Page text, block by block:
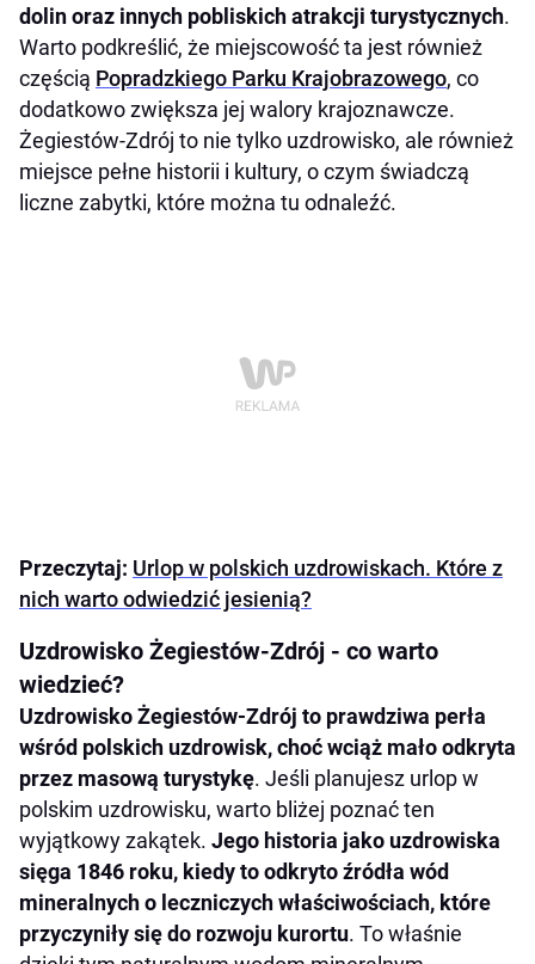
dolin oraz innych pobliskich atrakcji turystycznych.
Warto podkreślić, że miejscowość ta jest również
częścią Popradzkiego Parku Krajobrazowego, co
dodatkowo zwiększa jej walory krajoznawcze.
Żegiestów-Zdrój to nie tylko uzdrowisko, ale również
miejsce pełne historii i kultury, o czym świadczą
liczne zabytki, które można tu odnaleźć.
Przeczytaj: Urlop w polskich uzdrowiskach. Które z
nich warto odwiedzić jesienią?
Uzdrowisko Żegiestów-Zdrój - co warto
wiedzieć?
Uzdrowisko Żegiestów-Zdrój to prawdziwa perła
wśród polskich uzdrowisk, choć wciąż mało odkryta
przez masową turystykę. Jeśli planujesz urlop w
polskim uzdrowisku, warto bliżej poznać ten
wyjątkowy zakątek. Jego historia jako uzdrowiska
sięga 1846 roku, kiedy to odkryto źródła wód
mineralnych o leczniczych właściwościach, które
przyczyniły się do rozwoju kurortu. To właśnie